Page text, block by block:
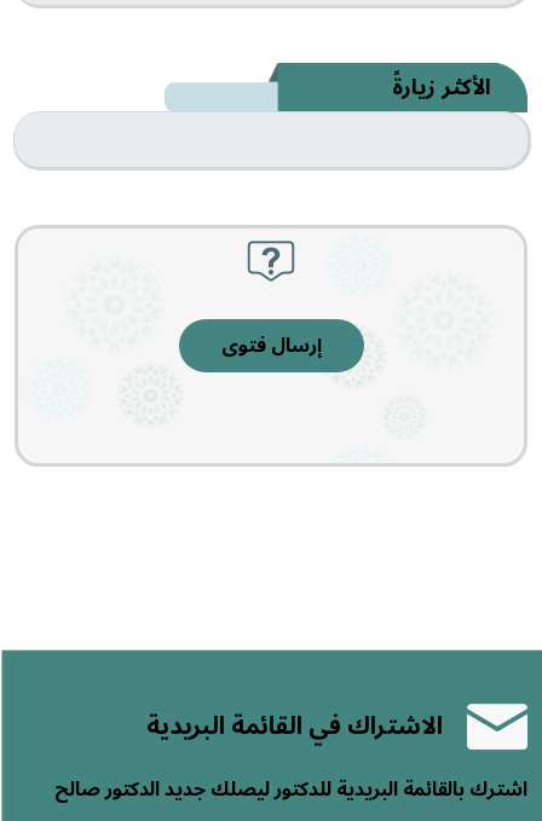
الأكثر زيارةً
إرسال فتوى
الاشتراك في القائمة البريدية
اشترك بالقائمة البريدية للدكتور ليصلك جديد الدكتور صالح